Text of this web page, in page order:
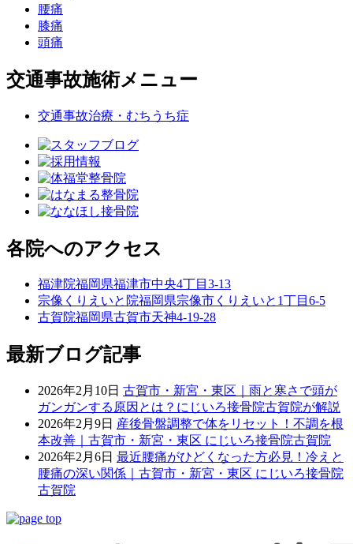
腰痛
膝痛
頭痛
交通事故施術メニュー
交通事故治療・むちうち症
各院へのアクセス
福津院福岡県福津市中央4丁目3-13
宗像くりえいと院福岡県宗像市くりえいと1丁目6-5
古賀院福岡県古賀市天神4-19-28
最新ブログ記事
2026年2月10日 古賀市・新宮・東区｜雨と寒さで頭が
ガンガンする原因とは？にじいろ接骨院古賀院が解説
2026年2月9日 産後骨盤調整で体をリセット！不調を根
本改善｜古賀市・新宮・東区 にじいろ接骨院古賀院
2026年2月6日 最近腰痛がひどくなった方必見！冷えと
腰痛の深い関係｜古賀市・新宮・東区 にじいろ接骨院
古賀院